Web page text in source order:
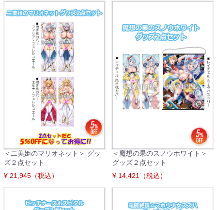
＜二美姫のマリオネット＞ グッ
ズ２点セット
¥ 21,945（税込）
＜魔想の果のスノウホワイト＞
グッズ２点セット
¥ 14,421（税込）